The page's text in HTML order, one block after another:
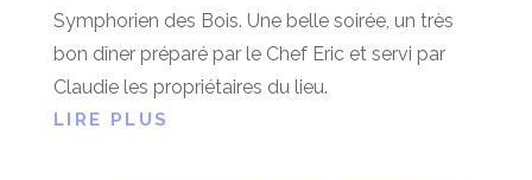
Symphorien des Bois. Une belle soirée, un très
bon dîner préparé par le Chef Eric et servi par
Claudie les propriétaires du lieu.
LIRE PLUS